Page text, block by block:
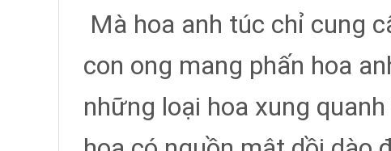
Mà hoa anh túc chỉ cung
con ong mang phấn hoa
những loại hoa xung